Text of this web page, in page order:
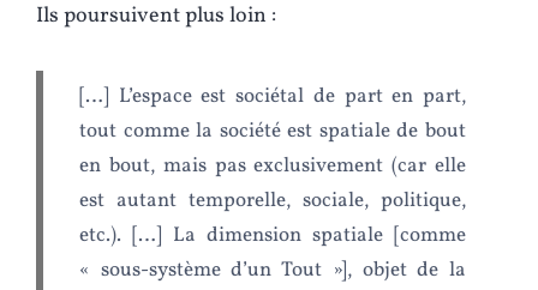
Ils poursuivent plus loin :
[…] L’espace est sociétal de part en part,
tout comme la société est spatiale de bout
en bout, mais pas exclusivement (car elle
est autant temporelle, sociale, politique,
etc.). […] La dimension spatiale [comme
« sous-système d’un Tout »], objet de la